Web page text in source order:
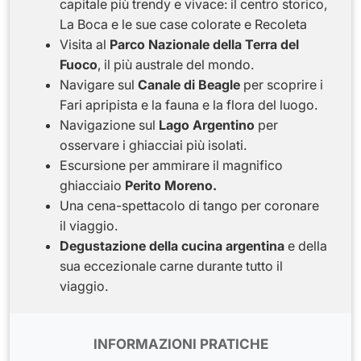
capitale più trendy e vivace: il centro storico,
La Boca e le sue case colorate e Recoleta
Visita al Parco Nazionale della Terra del
Fuoco, il più australe del mondo.
Navigare sul Canale di Beagle per scoprire i
Fari apripista e la fauna e la flora del luogo.
Navigazione sul Lago Argentino per
osservare i ghiacciai più isolati.
Escursione per ammirare il magnifico
ghiacciaio Perito Moreno.
Una cena-spettacolo di tango per coronare
il viaggio.
Degustazione della cucina argentina e della
sua eccezionale carne durante tutto il
viaggio.
INFORMAZIONI PRATICHE